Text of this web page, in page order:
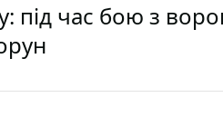
під час бою з